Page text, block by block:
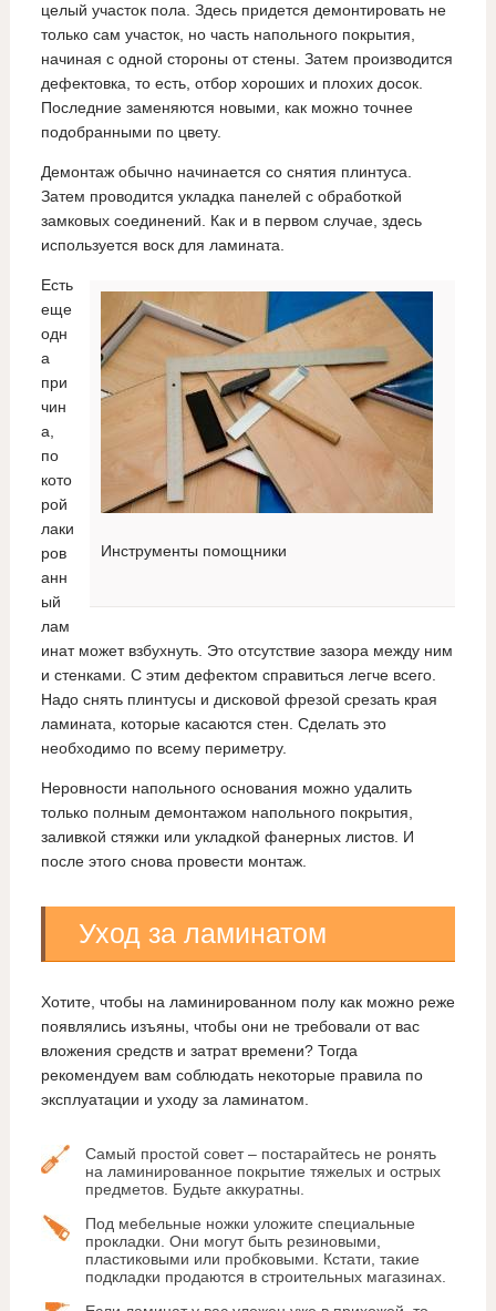
целый участок пола. Здесь придется демонтировать не
только сам участок, но часть напольного покрытия,
начиная с одной стороны от стены. Затем производится
дефектовка, то есть, отбор хороших и плохих досок.
Последние заменяются новыми, как можно точнее
подобранными по цвету.
Демонтаж обычно начинается со снятия плинтуса.
Затем проводится укладка панелей с обработкой
замковых соединений. Как и в первом случае, здесь
используется воск для ламината.
Инструменты помощники
Есть
еще
одн
а
при
чин
а,
по
кото
рой
лаки
ров
анн
ый
лам
инат может взбухнуть. Это отсутствие зазора между ним
и стенками. С этим дефектом справиться легче всего.
Надо снять плинтусы и дисковой фрезой срезать края
ламината, которые касаются стен. Сделать это
необходимо по всему периметру.
Неровности напольного основания можно удалить
только полным демонтажом напольного покрытия,
заливкой стяжки или укладкой фанерных листов. И
после этого снова провести монтаж.
Уход за ламинатом
Хотите, чтобы на ламинированном полу как можно реже
появлялись изъяны, чтобы они не требовали от вас
вложения средств и затрат времени? Тогда
рекомендуем вам соблюдать некоторые правила по
эксплуатации и уходу за ламинатом.
Самый простой совет – постарайтесь не ронять
на ламинированное покрытие тяжелых и острых
предметов. Будьте аккуратны.
Под мебельные ножки уложите специальные
прокладки. Они могут быть резиновыми,
пластиковыми или пробковыми. Кстати, такие
подкладки продаются в строительных магазинах.